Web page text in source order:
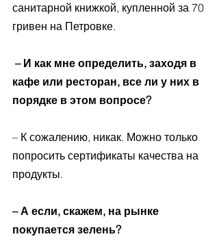
санитарной книжкой, купленной за 70
гривен на Петровке.
кафе или ресторан, все ли у них в
порядке в этом вопросе?
– К сожалению, никак. Можно только
попросить сертификаты качества на
продукты.
– А если, скажем, на рынке
покупается зелень?